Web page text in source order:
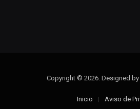
Copyright © 2026. Designed by
Inicio Aviso de